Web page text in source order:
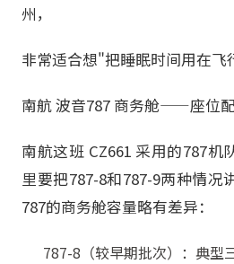
州，
非常适合想"把睡眠时间用在飞
南航 波音787 商务舱——座位
南航这班 CZ661 采用的787机
里要把787-8和787-9两种情况
787的商务舱容量略有差异：
787-8（较早期批次）：典型